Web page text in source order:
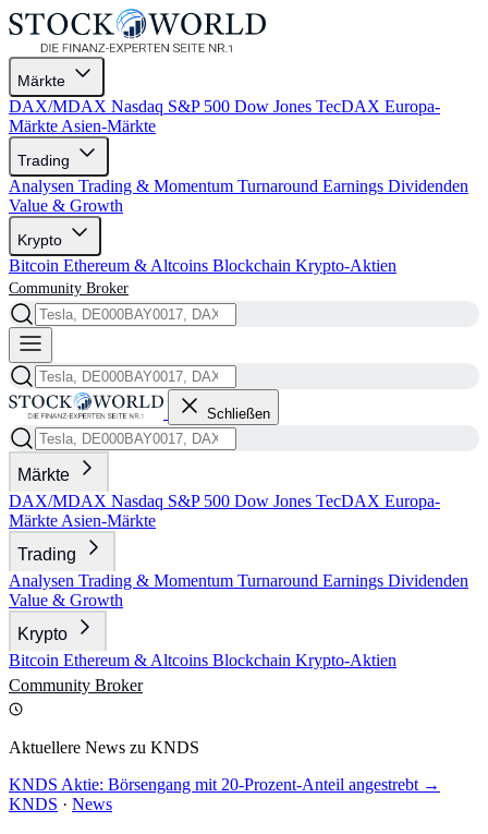
Märkte
DAX/MDAX Nasdaq S&P 500 Dow Jones TecDAX Europa-
Märkte Asien-Märkte
Trading
Analysen Trading & Momentum Turnaround Earnings Dividenden
Value & Growth
Krypto
Bitcoin Ethereum & Altcoins Blockchain Krypto-Aktien
Community Broker
Schließen
Märkte
DAX/MDAX Nasdaq S&P 500 Dow Jones TecDAX Europa-
Märkte Asien-Märkte
Trading
Analysen Trading & Momentum Turnaround Earnings Dividenden
Value & Growth
Krypto
Bitcoin Ethereum & Altcoins Blockchain Krypto-Aktien
Community Broker
Aktuellere News zu KNDS
KNDS Aktie: Börsengang mit 20-Prozent-Anteil angestrebt →
KNDS · News